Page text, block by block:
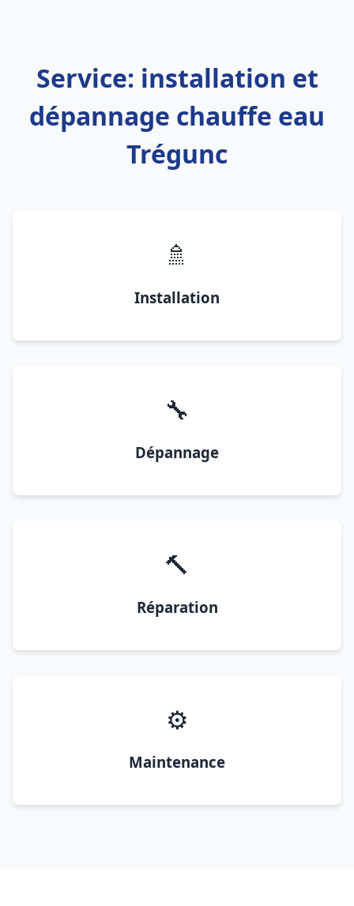
Service: installation et
dépannage chauffe eau
Trégunc
🚿
Installation
🔧
Dépannage
🔨
Réparation
⚙️
Maintenance